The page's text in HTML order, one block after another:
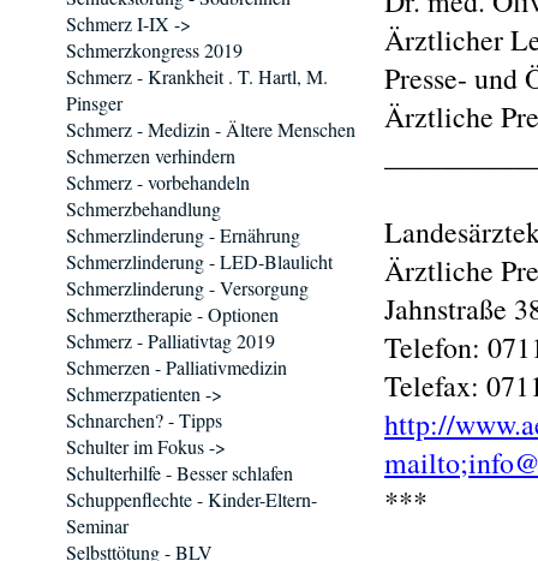
Ärztlicher
Presse- und
Ärztliche
Ärztliche
Jahnstraße
Telefon:
Telefax:
http://
***
Schmerz I-IX ->
Schmerzkongress 2019
Schmerz - Krankheit . T. Hartl, M.
Pinsger
Schmerz - Medizin - Ältere Menschen
Schmerzen verhindern
Schmerz - vorbehandeln
Schmerzbehandlung
Schmerzlinderung - Ernährung
Schmerzlinderung - LED-Blaulicht
Schmerzlinderung - Versorgung
Schmerztherapie - Optionen
Schmerz - Palliativtag 2019
Schmerzen - Palliativmedizin
Schmerzpatienten ->
Schnarchen? - Tipps
Schulter im Fokus ->
Schulterhilfe - Besser schlafen
Schuppenflechte - Kinder-Eltern-
Seminar
Selbsttötung - BLV